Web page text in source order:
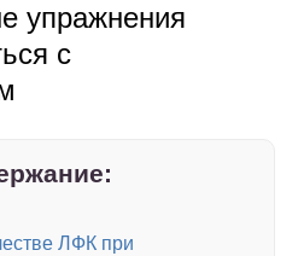
упражнения
с
ЛФК при